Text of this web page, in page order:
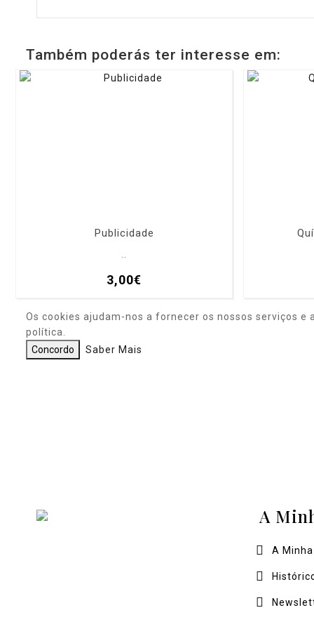
Também poderás ter interesse em:
Publicidade
3,00€
Os cookies ajudam-nos a fornecer os nossos serviços
política.
Concordo
Saber Mais
A
A